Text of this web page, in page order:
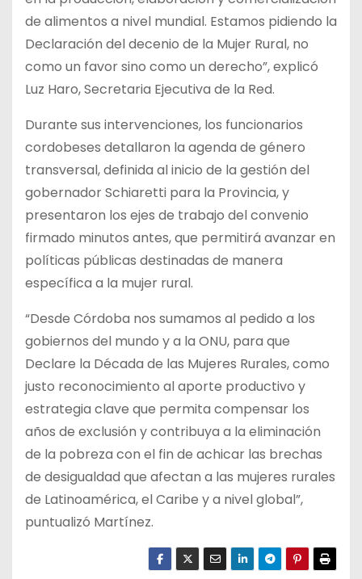
de alimentos a nivel mundial. Estamos pidiendo la
Declaración del decenio de la Mujer Rural, no
como un favor sino como un derecho”, explicó
Luz Haro, Secretaria Ejecutiva de la Red.
Durante sus intervenciones, los funcionarios
cordobeses detallaron la agenda de género
transversal, definida al inicio de la gestión del
gobernador Schiaretti para la Provincia, y
presentaron los ejes de trabajo del convenio
firmado minutos antes, que permitirá avanzar en
políticas públicas destinadas de manera
específica a la mujer rural.
“Desde Córdoba nos sumamos al pedido a los
gobiernos del mundo y a la ONU, para que
Declare la Década de las Mujeres Rurales, como
justo reconocimiento al aporte productivo y
estrategia clave que permita compensar los
años de exclusión y contribuya a la eliminación
de la pobreza con el fin de achicar las brechas
de desigualdad que afectan a las mujeres rurales
de Latinoamérica, el Caribe y a nivel global”,
puntualizó Martínez.